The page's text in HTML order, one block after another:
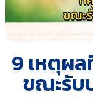
9 เหตุผ
ขณะรับ